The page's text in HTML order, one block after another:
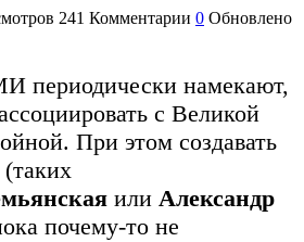
241 Комментарии 0 Обновлено
периодически намекают,
с Великой
При этом создавать
или Александр
почему-то не